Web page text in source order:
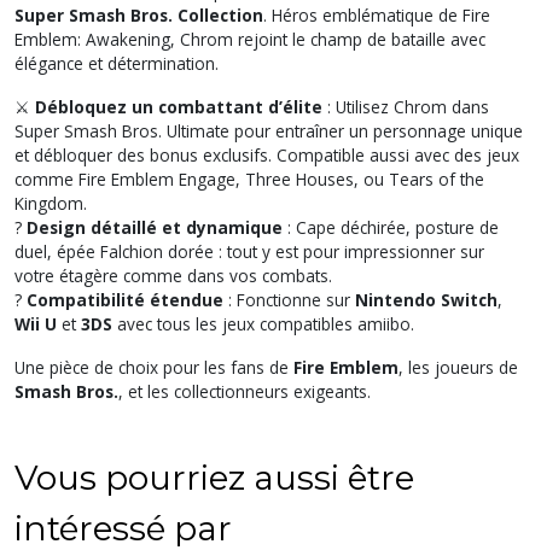
Super Smash Bros. Collection. Héros emblématique de Fire
Emblem: Awakening, Chrom rejoint le champ de bataille avec
élégance et détermination.
⚔️ Débloquez un combattant d’élite : Utilisez Chrom dans
Super Smash Bros. Ultimate pour entraîner un personnage unique
et débloquer des bonus exclusifs. Compatible aussi avec des jeux
comme Fire Emblem Engage, Three Houses, ou Tears of the
Kingdom.
?️ Design détaillé et dynamique : Cape déchirée, posture de
duel, épée Falchion dorée : tout y est pour impressionner sur
votre étagère comme dans vos combats.
? Compatibilité étendue : Fonctionne sur Nintendo Switch,
Wii U et3DS avec tous les jeux compatibles amiibo.
Une pièce de choix pour les fans de Fire Emblem, les joueurs de
Smash Bros., et les collectionneurs exigeants.
Vous pourriez aussi être
intéressé par